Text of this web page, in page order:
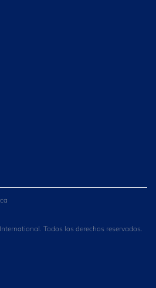
Todos los derechos reservados.